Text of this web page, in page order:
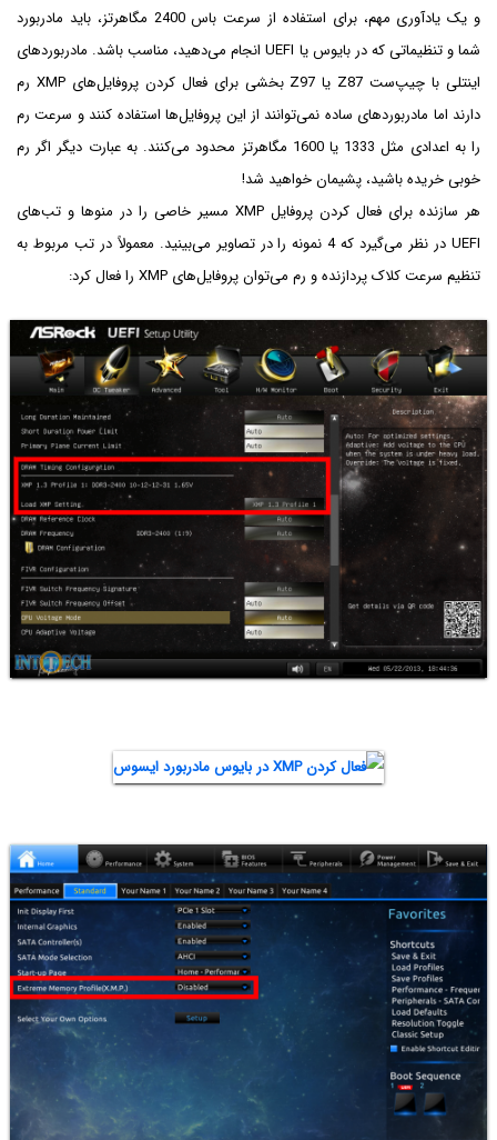
و یک یادآوری مهم، برای استفاده از سرعت باس 2400 مگاهرتز، باید مادربورد
شما و تنظیماتی که در بایوس یا UEFI انجام می‌دهید، مناسب باشد. مادربوردهای
اینتلی با چیپ‌ست Z87 یا Z97 بخشی برای فعال کردن پروفایل‌های XMP رم
دارند اما مادربوردهای ساده نمی‌توانند از این پروفایل‌ها استفاده کنند و سرعت رم
را به اعدادی مثل 1333 یا 1600 مگاهرتز محدود می‌کنند. به عبارت دیگر اگر رم
خوبی خریده باشید، پشیمان خواهید شد!
هر سازنده برای فعال کردن پروفایل XMP مسیر خاصی را در منوها و تب‌های
UEFI در نظر می‌گیرد که 4 نمونه را در تصاویر می‌بینید. معمولاً در تب مربوط به
تنظیم سرعت کلاک پردازنده و رم می‌توان پروفایل‌های XMP را فعال کرد: